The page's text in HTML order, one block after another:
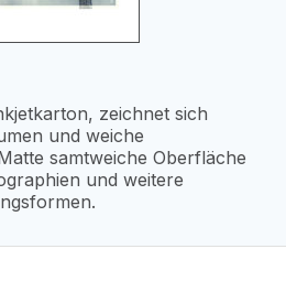
zeichnet sich
und weiche
samtweiche Oberfläche
und weitere